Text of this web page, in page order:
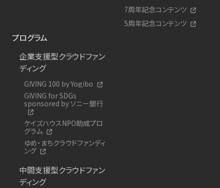
7周年記念コンテンツ
5周年記念コンテンツ
プログラム
企業支援型クラウドファン
ディング
GIVING 100 by Yogibo
GIVING for SDGs
sponsored by ソニー銀行
ケイズハウスNPO助成プロ
グラム
ゆめ・まちクラウドファンディ
ング
中間支援型クラウドファン
ディング